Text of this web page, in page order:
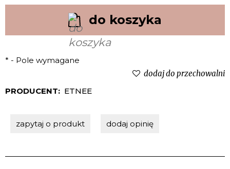
do koszyka
* - Pole wymagane
dodaj do przechowalni
PRODUCENT: ETNEE
zapytaj o produkt dodaj opinię